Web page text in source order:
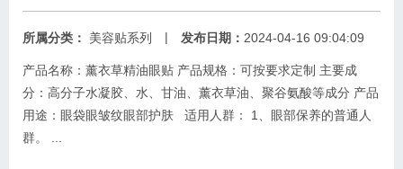
所属分类： 美容贴系列 | 发布日期： 2024-04-16 09:04:09
产品名称：薰衣草精油眼贴 产品规格：可按要求定制 主要成
分：高分子水凝胶、水、甘油、薰衣草油、聚谷氨酸等成分 产品
用途：眼袋眼皱纹眼部护肤 适用人群： 1、眼部保养的普通人
群。 ...